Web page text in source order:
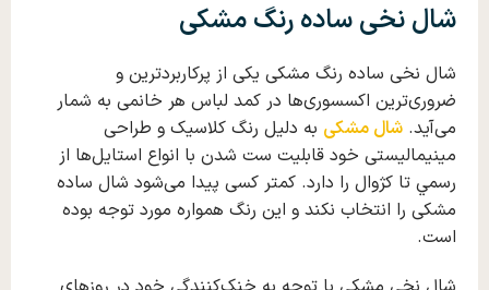
شال نخی ساده رنگ مشکی
شال نخی ساده رنگ مشکی یکی از پرکاربردترین و
ضروری‌ترین اکسسوری‌ها در کمد لباس هر خانمی به شمار
می‌آید. شال مشکی به دلیل رنگ کلاسیک و طراحی
مینیمالیستی‌ خود قابلیت ست شدن با انواع استایل‌ها از
رسمي تا کژوال را دارد. کمتر کسی پیدا می‌شود شال ساده
مشکی را انتخاب نکند و این رنگ همواره مورد توجه بوده
است.